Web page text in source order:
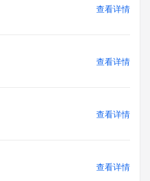
查看详情
查看详情
查看详情
查看详情